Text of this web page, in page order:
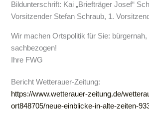
Bildunterschrift: Kai „Briefträger Josef“
Vorsitzender Stefan Schraub, 1.
Wir machen Ortspolitik für Sie: bürgernah,
sachbezogen!
Ihre FWG
Bericht Wetterauer-Zeitung:
https://www.wetterauer-zeitung.de/
ort848705/neue-einblicke-in-alte-zeiten-